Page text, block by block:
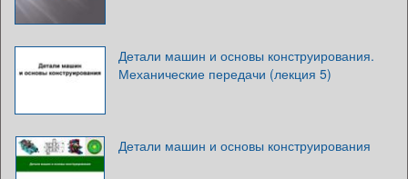
Детали машин и основы конструирования.
Механические передачи (лекция 5)
Детали машин и основы конструирования